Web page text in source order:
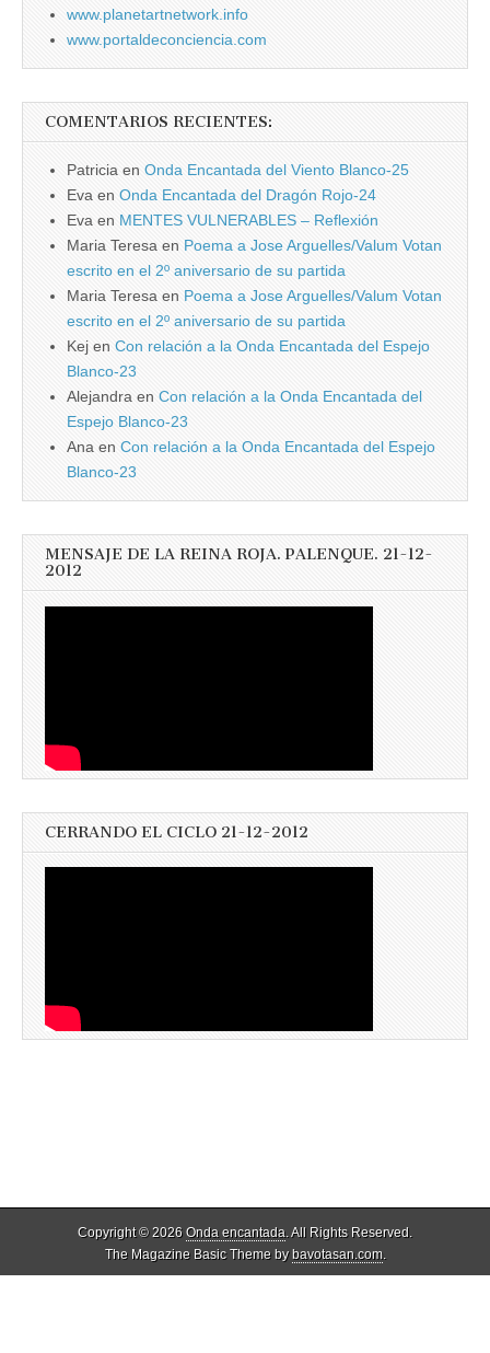
www.planetartnetwork.info
www.portaldeconciencia.com
COMENTARIOS RECIENTES:
Patricia en Onda Encantada del Viento Blanco-25
Eva en Onda Encantada del Dragón Rojo-24
Eva en MENTES VULNERABLES – Reflexión
Maria Teresa en Poema a Jose Arguelles/Valum Votan
escrito en el 2º aniversario de su partida
Maria Teresa en Poema a Jose Arguelles/Valum Votan
escrito en el 2º aniversario de su partida
Kej en Con relación a la Onda Encantada del Espejo
Blanco-23
Alejandra en Con relación a la Onda Encantada del
Espejo Blanco-23
Ana en Con relación a la Onda Encantada del Espejo
Blanco-23
MENSAJE DE LA REINA ROJA. PALENQUE. 21-12-
2012
CERRANDO EL CICLO 21-12-2012
Copyright © 2026 Onda encantada. All Rights Reserved.
The Magazine Basic Theme bybavotasan.com.